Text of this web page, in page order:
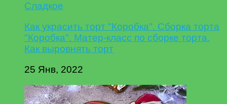
Сладкое
Как украсить торт "Коробка". Сборка торта
"Коробка". Матер-класс по сборке торта.
Как выровнять торт
25 Янв, 2022